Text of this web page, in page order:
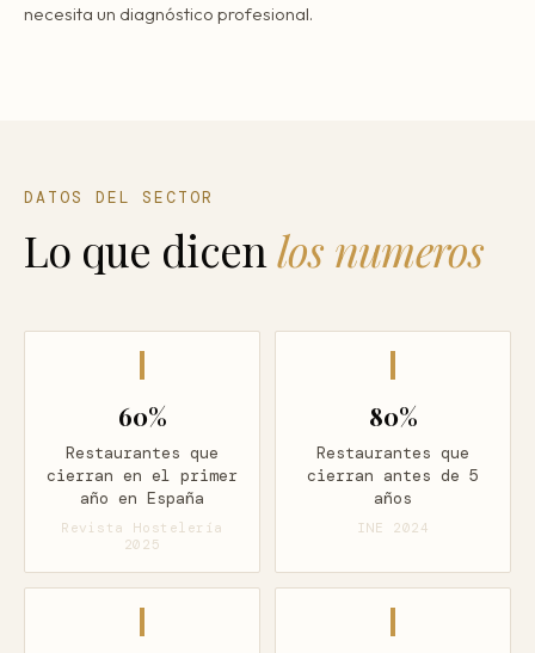
necesita un diagnóstico profesional.
DATOS DEL SECTOR
Lo que dicen los numeros
60%
Restaurantes que
cierran en el primer
año en España
Revista Hostelería
2025
80%
Restaurantes que
cierran antes de 5
años
INE 2024